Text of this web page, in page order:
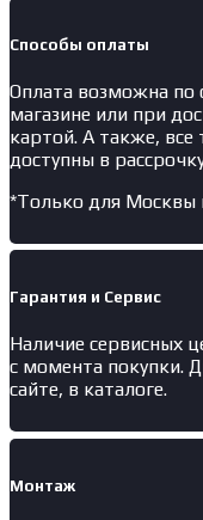
Способы оплаты
Оплата возможна по
магазине или при
картой. А также, все
доступны в
*Только для Москвы
Гарантия и Сервис
Наличие сервисных
с момента покупки.
сайте, в каталоге.
Монтаж